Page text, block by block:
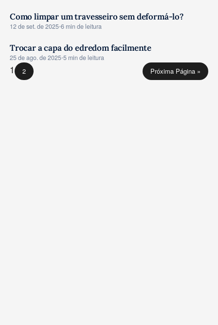
CONSELHOS
Como limpar um travesseiro sem deformá-lo?
12 de set. de 2025•6 min de leitura
CONSELHOS
Trocar a capa do edredom facilmente
25 de ago. de 2025•5 min de leitura
1 2 Próxima Página »